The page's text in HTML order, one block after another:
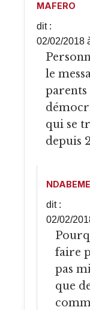
MAFERO
dit :
02/02/2018
Personnellement je ne pense pas
le
parents
qui se
depuis
dit :
02/02/
Pourquoi ne pas chercher à le
faire
pas
que